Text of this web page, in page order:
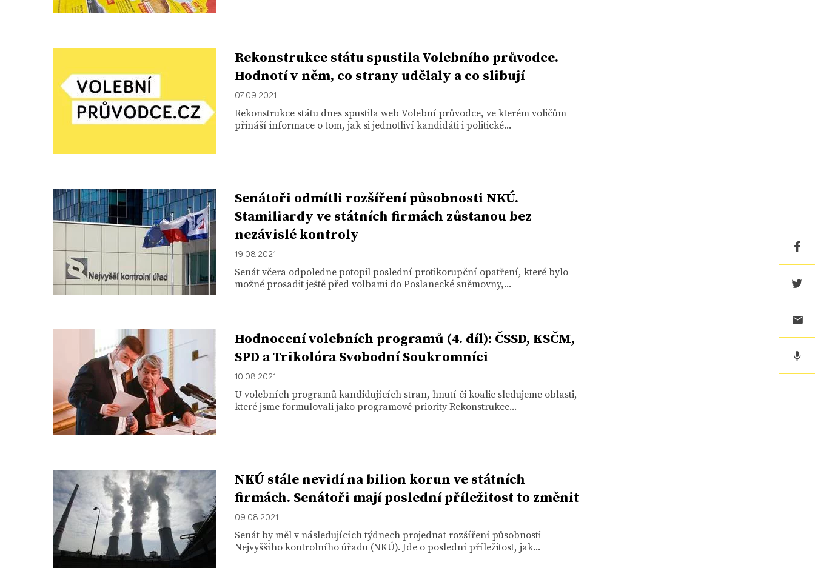
Rekonstrukce státu spustila Volebního průvodce.
Hodnotí v něm, co strany udělaly a co slibují
07. 09. 2021
Rekonstrukce státu dnes spustila web Volební průvodce, ve kterém voličům
přináší informace o tom, jak si jednotliví kandidáti i politické...
Senátoři odmítli rozšíření působnosti NKÚ.
Stamiliardy ve státních firmách zůstanou bez
nezávislé kontroly
19. 08. 2021
Senát včera odpoledne potopil poslední protikorupční opatření, které bylo
možné prosadit ještě před volbami do Poslanecké sněmovny,...
Hodnocení volebních programů (4. díl): ČSSD, KSČM,
SPD a Trikolóra Svobodní Soukromníci
10. 08. 2021
U volebních programů kandidujících stran, hnutí či koalic sledujeme oblasti,
které jsme formulovali jako programové priority Rekonstrukce...
NKÚ stále nevidí na bilion korun ve státních
firmách. Senátoři mají poslední příležitost to změnit
09. 08. 2021
Senát by měl v následujících týdnech projednat rozšíření působnosti
Nejvyššího kontrolního úřadu (NKÚ). Jde o poslední příležitost, jak...